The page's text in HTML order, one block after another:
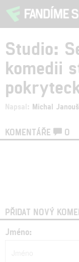
Studio:
komedii
Napsal: Michal
KOMENTÁŘE 0
PŘIDAT NOVÝ
Jméno: